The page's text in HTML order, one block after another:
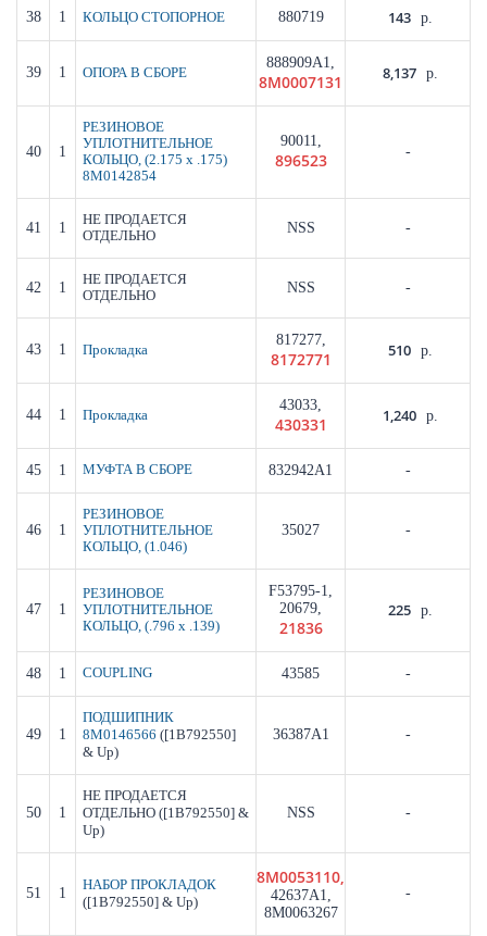
38 1 КОЛЬЦО СТОПОРНОЕ 880719 143 р.
39 1 ОПОРА В СБОРЕ
888909A1,
8M0007131 8,137 р.
40 1
РЕЗИНОВОЕ
УПЛОТНИТЕЛЬНОЕ
КОЛЬЦО, (2.175 x .175)
8M0142854
90011,
896523 -
41 1
НЕ ПРОДАЕТСЯ
ОТДЕЛЬНО
NSS -
42 1
НЕ ПРОДАЕТСЯ
ОТДЕЛЬНО
NSS -
43 1 Прокладка
817277,
8172771 510 р.
44 1 Прокладка
43033,
430331 1,240 р.
45 1 МУФТА В СБОРЕ 832942A1 -
46 1
РЕЗИНОВОЕ
УПЛОТНИТЕЛЬНОЕ
КОЛЬЦО, (1.046)
35027 -
47 1
РЕЗИНОВОЕ
УПЛОТНИТЕЛЬНОЕ
КОЛЬЦО, (.796 x .139)
F53795-1,
20679,
21836
225 р.
48 1 COUPLING 43585 -
49 1
ПОДШИПНИК
8M0146566 ([1B792550]
& Up)
36387A1 -
50 1
НЕ ПРОДАЕТСЯ
ОТДЕЛЬНО ([1B792550] &
Up)
NSS -
51 1 НАБОР ПРОКЛАДОК
([1B792550] & Up)
8M0053110,
42637A1,
8M0063267
-